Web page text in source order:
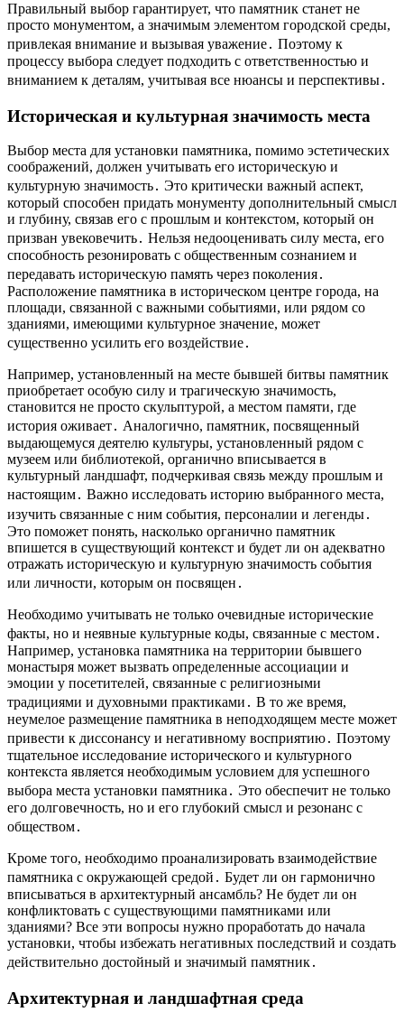
Правильный выбор гарантирует, что памятник станет не
просто монументом, а значимым элементом городской среды,
привлекая внимание и вызывая уважение․ Поэтому к
процессу выбора следует подходить с ответственностью и
вниманием к деталям, учитывая все нюансы и перспективы․
Историческая и культурная значимость места
Выбор места для установки памятника, помимо эстетических
соображений, должен учитывать его историческую и
культурную значимость․ Это критически важный аспект,
который способен придать монументу дополнительный смысл
и глубину, связав его с прошлым и контекстом, который он
призван увековечить․ Нельзя недооценивать силу места, его
способность резонировать с общественным сознанием и
передавать историческую память через поколения․
Расположение памятника в историческом центре города, на
площади, связанной с важными событиями, или рядом со
зданиями, имеющими культурное значение, может
существенно усилить его воздействие․
Например, установленный на месте бывшей битвы памятник
приобретает особую силу и трагическую значимость,
становится не просто скульптурой, а местом памяти, где
история оживает․ Аналогично, памятник, посвященный
выдающемуся деятелю культуры, установленный рядом с
музеем или библиотекой, органично вписывается в
культурный ландшафт, подчеркивая связь между прошлым и
настоящим․ Важно исследовать историю выбранного места,
изучить связанные с ним события, персоналии и легенды․
Это поможет понять, насколько органично памятник
впишется в существующий контекст и будет ли он адекватно
отражать историческую и культурную значимость события
или личности, которым он посвящен․
Необходимо учитывать не только очевидные исторические
факты, но и неявные культурные коды, связанные с местом․
Например, установка памятника на территории бывшего
монастыря может вызвать определенные ассоциации и
эмоции у посетителей, связанные с религиозными
традициями и духовными практиками․ В то же время,
неумелое размещение памятника в неподходящем месте может
привести к диссонансу и негативному восприятию․ Поэтому
тщательное исследование исторического и культурного
контекста является необходимым условием для успешного
выбора места установки памятника․ Это обеспечит не только
его долговечность, но и его глубокий смысл и резонанс с
обществом․
Кроме того, необходимо проанализировать взаимодействие
памятника с окружающей средой․ Будет ли он гармонично
вписываться в архитектурный ансамбль? Не будет ли он
конфликтовать с существующими памятниками или
зданиями? Все эти вопросы нужно проработать до начала
установки, чтобы избежать негативных последствий и создать
действительно достойный и значимый памятник․
Архитектурная и ландшафтная среда